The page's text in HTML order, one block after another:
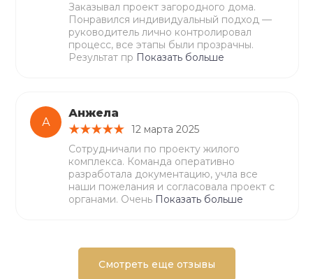
Заказывал проект загородного дома.
Понравился индивидуальный подход —
руководитель лично контролировал
процесс, все этапы были прозрачны.
Результат пр Показать больше
А
Анжела
12 марта 2025
Сотрудничали по проекту жилого
комплекса. Команда оперативно
разработала документацию, учла все
наши пожелания и согласовала проект с
органами. Очень Показать больше
Смотреть еще отзывы